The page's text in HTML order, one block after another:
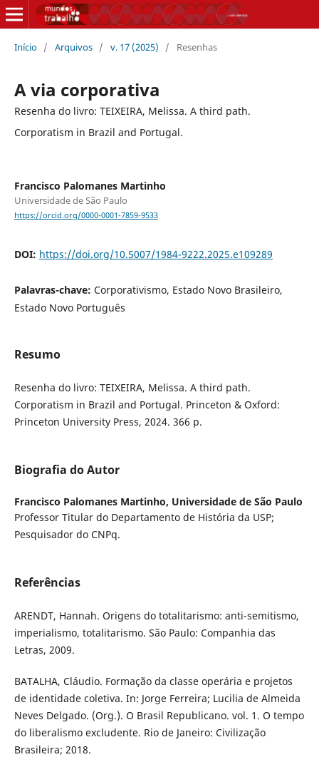
Início / Arquivos / v. 17 (2025) / Resenhas
A via corporativa
Resenha do livro: TEIXEIRA, Melissa. A third path.
Corporatism in Brazil and Portugal.
Francisco Palomanes Martinho
Universidade de São Paulo
https://orcid.org/0000-0001-7859-9533
DOI: https://doi.org/10.5007/1984-9222.2025.e109289
Palavras-chave: Corporativismo, Estado Novo Brasileiro,
Estado Novo Português
Resumo
Resenha do livro: TEIXEIRA, Melissa. A third path.
Corporatism in Brazil and Portugal. Princeton & Oxford:
Princeton University Press, 2024. 366 p.
Biografia do Autor
Francisco Palomanes Martinho, Universidade de São Paulo
Professor Titular do Departamento de História da USP;
Pesquisador do CNPq.
Referências
ARENDT, Hannah. Origens do totalitarismo: anti-semitismo,
imperialismo, totalitarismo. São Paulo: Companhia das
Letras, 2009.
BATALHA, Cláudio. Formação da classe operária e projetos
de identidade coletiva. In: Jorge Ferreira; Lucilia de Almeida
Neves Delgado. (Org.). O Brasil Republicano. vol. 1. O tempo
do liberalismo excludente. Rio de Janeiro: Civilização
Brasileira; 2018.